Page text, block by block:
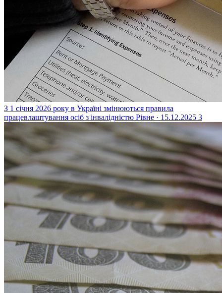
З 1 січня 2026 року в Україні змінюються правила
працевлаштування осіб з інвалідністю Рівне · 15.12.2025 3